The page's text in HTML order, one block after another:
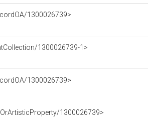
1300026739>
1300026739-1>
1300026739>
1300026739>